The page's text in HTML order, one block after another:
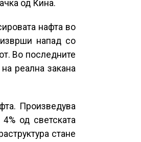
од Кина.
нафта во
напад со
Во последните
реална закана
Произведува
од светската
стане